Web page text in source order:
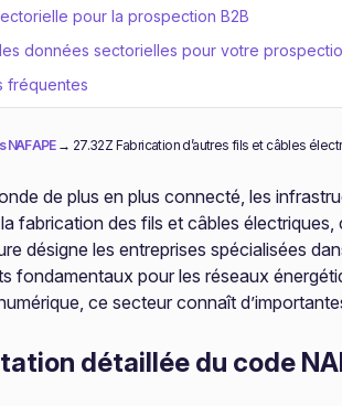
pour la prospection B2B
données sectorielles pour votre
fréquentes
NAF APE→ 27.32Z Fabrication d’autres fils et câbles
de plus en plus connecté, les
fabrication des fils et câbles
désigne les entreprises spécialisées
fondamentaux pour les réseaux
ce secteur connaît
détaillée du code